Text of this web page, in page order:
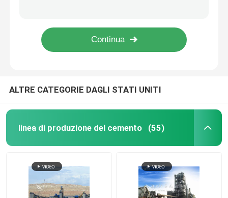
Stazione stridente del cemento
Sistema del forno rotante
Forno rotante di metallurgia
Macchina rotatoria del tamburo essiccatore
ALTRE CATEGORIE DAGLI STATI UNITI
linea di produzione del cemento (55)